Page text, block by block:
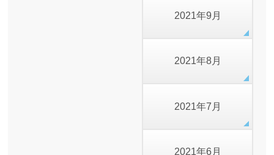
2021年9月
2021年8月
2021年7月
2021年6月